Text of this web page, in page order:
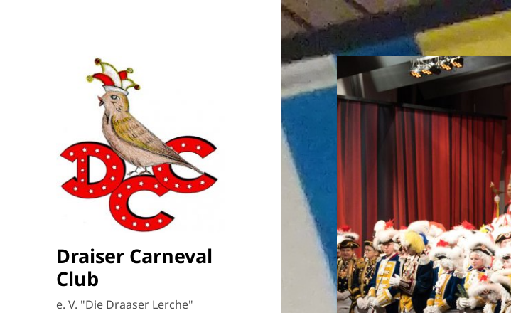
Draiser Carneval
Club
e. V. "Die Draaser Lerche"